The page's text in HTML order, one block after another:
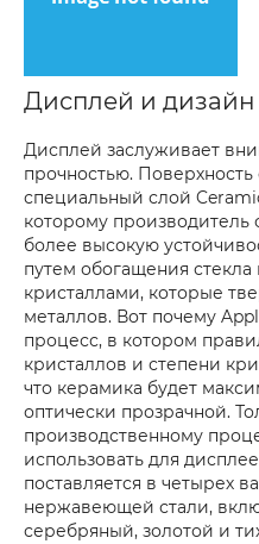
Дисплей и дизайн
Дисплей заслуживает
прочностью. Поверхность
специальный слой
которому производитель
более высокую
путем обогащения
кристаллами, которые
металлов. Вот почему
процесс, в котором
кристаллов и степени
что керамика будет
оптически прозрачной.
производственному
использовать для
поставляется в четырех
нержавеющей стали,
серебряный, золотой и